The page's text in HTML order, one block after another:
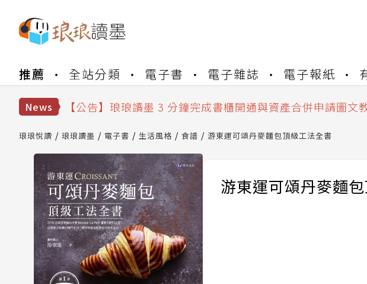
推薦 全站分類 電子書 電子雜誌 電子報紙
News
【公告】琅琅讀墨數位閱讀資產合併與書櫃開通申請
【公告】琅琅讀墨 3 分鐘完成書櫃開通與資產合併申請圖文
【公告】琅琅讀墨數位閱讀資產合併與書櫃開通申請
琅琅悅讀 琅琅讀墨 電子書 生活風格 食譜 游東運可頌丹麥麵包頂級工法全書
游東運可頌丹麥麵